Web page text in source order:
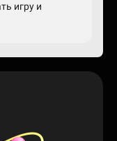
игру и